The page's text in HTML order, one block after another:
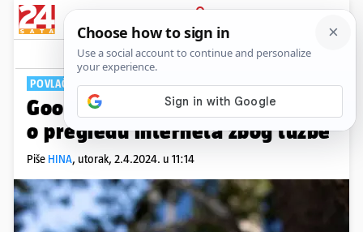
PRIJAVA
Tech Komentari
POVLAČENJE TUŽBE
Google briše milijarde podataka
o pregledu interneta zbog tužbe
Piše HINA, utorak, 2.4.2024. u 11:14